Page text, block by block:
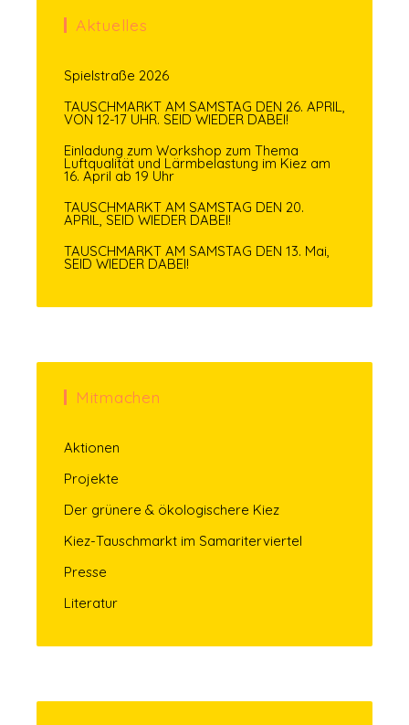
Aktuelles
Spielstraße 2026
TAUSCHMARKT AM SAMSTAG DEN 26. APRIL,
VON 12-17 UHR. SEID WIEDER DABEI!
Einladung zum Workshop zum Thema
Luftqualität und Lärmbelastung im Kiez am
16. April ab 19 Uhr
TAUSCHMARKT AM SAMSTAG DEN 20.
APRIL, SEID WIEDER DABEI!
TAUSCHMARKT AM SAMSTAG DEN 13. Mai,
SEID WIEDER DABEI!
Mitmachen
Aktionen
Projekte
Der grünere & ökologischere Kiez
Kiez-Tauschmarkt im Samariterviertel
Presse
Literatur